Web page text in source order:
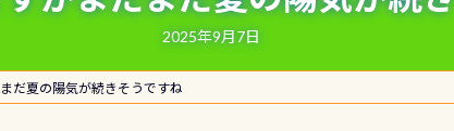
2025年9月7日
だ夏の陽気が続きそうですね